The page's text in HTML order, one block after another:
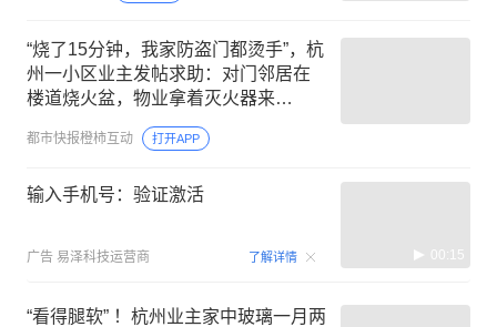
“烧了15分钟，我家防盗门都烫手”，杭
州一小区业主发帖求助：对门邻居在
楼道烧火盆，物业拿着灭火器来
都市快报橙柿互动 打开APP
输入手机号：验证激活
广告 易泽科技运营商 了解详情 00:15
“看得腿软” ！杭州业主家中玻璃一月两